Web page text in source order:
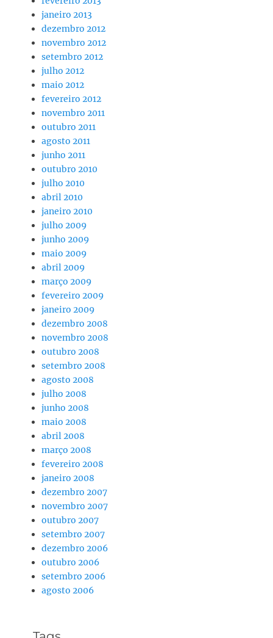
janeiro 2013
dezembro 2012
novembro 2012
setembro 2012
julho 2012
maio 2012
fevereiro 2012
novembro 2011
outubro 2011
agosto 2011
junho 2011
outubro 2010
julho 2010
abril 2010
janeiro 2010
julho 2009
junho 2009
maio 2009
abril 2009
março 2009
fevereiro 2009
janeiro 2009
dezembro 2008
novembro 2008
outubro 2008
setembro 2008
agosto 2008
julho 2008
junho 2008
maio 2008
abril 2008
março 2008
fevereiro 2008
janeiro 2008
dezembro 2007
novembro 2007
outubro 2007
setembro 2007
dezembro 2006
outubro 2006
setembro 2006
agosto 2006